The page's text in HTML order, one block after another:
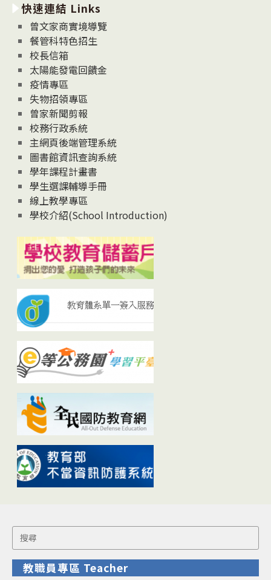
消
息
News
快速連結 Links
曾文家商實境導覽
餐管科特色招生
校長信箱
太陽能發電回饋金
疫情專區
失物招領專區
曾家新聞剪報
校務行政系統
主網頁後端管理系統
圖書館資訊查詢系統
學年課程計畫書
學生選課輔導手冊
線上教學專區
學校介紹(School Introduction)
Search
for:
教職員專區 Teacher